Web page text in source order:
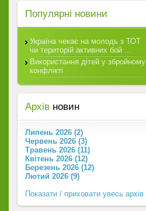
Популярні новини
Україна чекає на молодь з ТОТ
чи територій активних бой ...
Використання дітей у збройному
конфлікті
Архів новин
Липень 2026 (2)
Червень 2026 (3)
Травень 2026 (11)
Квітень 2026 (12)
Березень 2026 (12)
Лютий 2026 (9)
Показати / приховати увесь архів